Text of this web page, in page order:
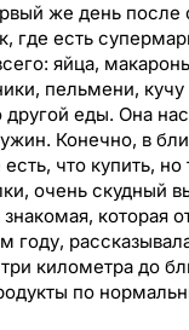
же день после
где есть
яйца,
пельмени,
еды. Она
ужин. Конечно, в
что купить, но
очень скудный
которая
году,
километра до
по